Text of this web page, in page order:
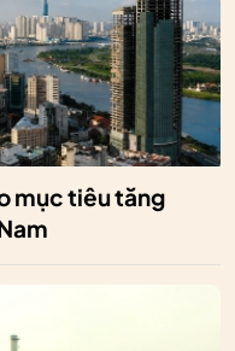
mục tiêu tăng